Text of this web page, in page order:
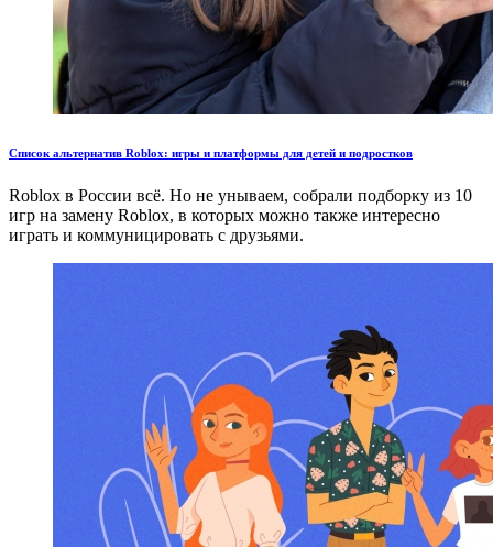
Список альтернатив Roblox: игры и платформы для детей и подростков
Roblox в России всё. Но не унываем, собрали подборку из 10
игр на замену Roblox, в которых можно также интересно
играть и коммуницировать с друзьями.